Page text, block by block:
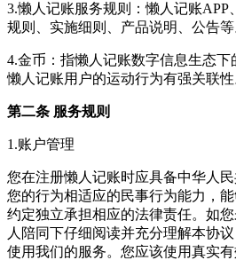
3.懒人记账服务规则：懒人记账
规则、实施细则、产品说明、公告等
4.金币：指懒人记账数字信息生态
懒人记账用户的运动行为有强关联性
第二条 服务规则
1.账户管理
您在注册懒人记账时应具备中华人
您的行为相适应的民事行为能力，
约定独立承担相应的法律责任。如
人陪同下仔细阅读并充分理解本协
使用我们的服务。您应该使用真实有